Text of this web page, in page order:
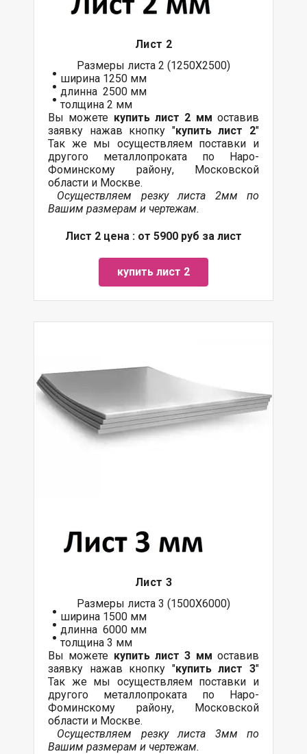
Лист 2
Размеры листа 2 (1250Х2500)
ширина 1250 мм
длинна 2500 мм
толщина 2 мм
Вы можете купить лист 2 мм оставив
заявку нажав кнопку "купить лист 2"
Так же мы осуществляем поставки и
другого металлопроката по Наро-
Фоминскому району, Московской
области и Москве.
Осуществляем резку листа 2мм по
Вашим размерам и чертежам.
Лист 2 цена : от 5900 руб за лист
купить лист 2
Лист 3
Размеры листа 3 (1500Х6000)
ширина 1500 мм
длинна 6000 мм
толщина 3 мм
Вы можете купить лист 3 мм оставив
заявку нажав кнопку "купить лист 3"
Так же мы осуществляем поставки и
другого металлопроката по Наро-
Фоминскому району, Московской
области и Москве.
Осуществляем резку листа 3мм по
Вашим размерам и чертежам.